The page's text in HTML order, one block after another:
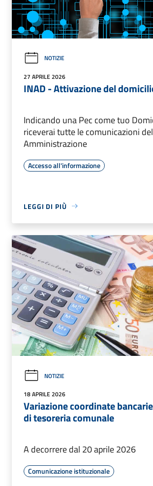
NOTIZIE
27 APRILE 2026
INAD - Attivazione del
Indicando una Pec come tuo
riceverai tutte le comunicazioni
Amministrazione
Accesso all'informazione
LEGGI DI PIÙ
NOTIZIE
18 APRILE 2026
Variazione coordinate
di tesoreria comunale
A decorrere dal 20 aprile 2026
Comunicazione istituzionale